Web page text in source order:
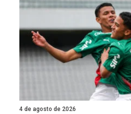
4 de agosto de 2026